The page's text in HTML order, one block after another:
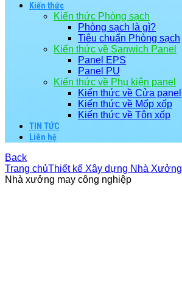
Kiến thức
Kiến thức Phòng sạch
Phòng sạch là gì?
Tiêu chuẩn Phòng sạch
Kiến thức về Sanwich Panel
Panel EPS
Panel PU
Kiến thức về Phụ kiện panel
Kiến thức về Cửa panel
Kiến thức về Mốp xốp
Kiến thức về Tôn xốp
TIN TỨC
Liên hệ
Back
Trang chủThiết kế Xây dựng Nhà Xưởng
Nhà xưởng may công nghiệp